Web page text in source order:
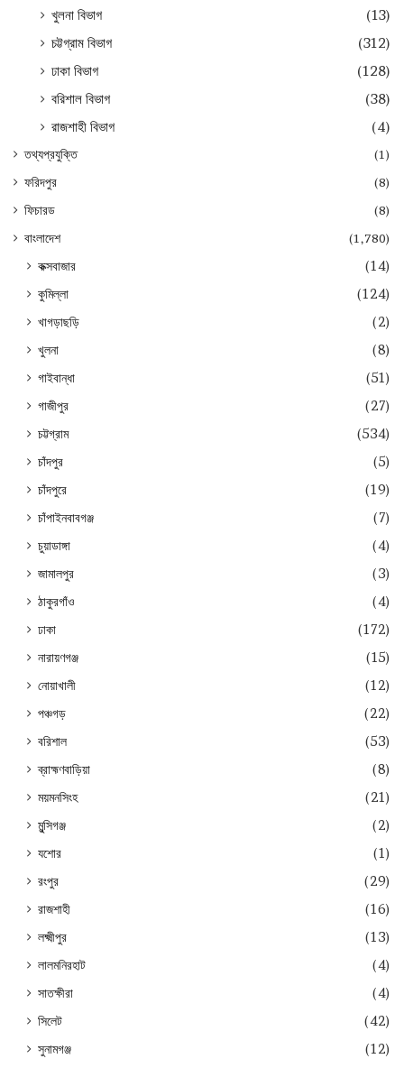
খুলনা বিভাগ
(13)
চট্টগ্রাম বিভাগ
(312)
ঢাকা বিভাগ
(128)
বরিশাল বিভাগ
(38)
রাজশাহী বিভাগ
(4)
তথ্যপ্রযুক্তি
(1)
ফরিদপুর
(8)
ফিচারড
(8)
বাংলাদেশ
(1,780)
কক্সবাজার
(14)
কুমিল্লা
(124)
খাগড়াছড়ি
(2)
খুলনা
(8)
গাইবান্ধা
(51)
গাজীপুর
(27)
চট্টগ্রাম
(534)
চাঁদপুর
(5)
চাঁদপুরে
(19)
চাঁপাইনবাবগঞ্জ
(7)
চুয়াডাঙ্গা
(4)
জামালপুর
(3)
ঠাকুরগাঁও
(4)
ঢাকা
(172)
নারায়ণগঞ্জ
(15)
নোয়াখালী
(12)
পঞ্চগড়
(22)
বরিশাল
(53)
ব্রাহ্মণবাড়িয়া
(8)
ময়মনসিংহ
(21)
মুন্সিগঞ্জ
(2)
যশোর
(1)
রংপুর
(29)
রাজশাহী
(16)
লক্ষ্মীপুর
(13)
লালমনিরহাট
(4)
সাতক্ষীরা
(4)
সিলেট
(42)
সুনামগঞ্জ
(12)